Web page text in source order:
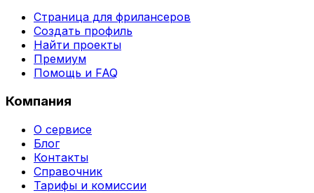
Страница для фрилансеров
Создать профиль
Найти проекты
Премиум
Помощь и FAQ
Компания
О сервисе
Блог
Контакты
Справочник
Тарифы и комиссии